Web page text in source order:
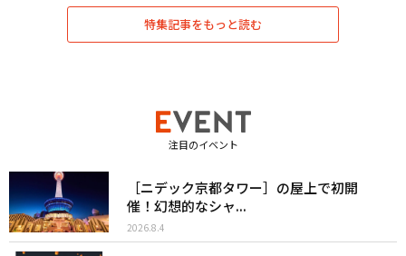
特集記事をもっと読む
注目のイベント
［ニデック京都タワー］の屋上で初開
催！幻想的なシャ...
2026.8.4